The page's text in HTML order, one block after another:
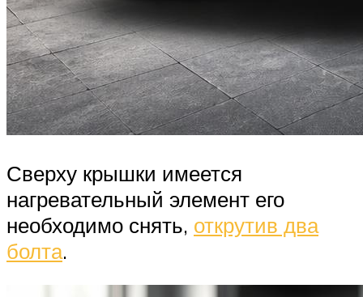
Сверху крышки имеется
нагревательный элемент его
необходимо снять, открутив два
болта.